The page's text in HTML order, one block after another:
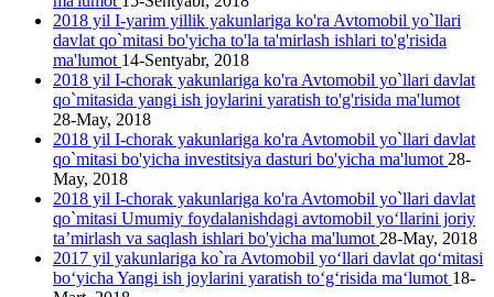
2018 yil I-yarim yillik yakunlariga ko'ra Avtomobil yo`llari
davlat qo`mitasi bo'yicha to'la ta'mirlash ishlari to'g'risida
ma'lumot 14-Sentyabr, 2018
2018 yil I-chorak yakunlariga ko'ra Avtomobil yo`llari davlat
qo`mitasida yangi ish joylarini yaratish to'g'risida ma'lumot
28-May, 2018
2018 yil I-chorak yakunlariga ko'ra Avtomobil yo`llari davlat
qo`mitasi bo'yicha investitsiya dasturi bo'yicha ma'lumot 28-
May, 2018
2018 yil I-chorak yakunlariga ko'ra Avtomobil yo`llari davlat
qo`mitasi Umumiy foydalanishdagi avtomobil yo‘llarini joriy
ta’mirlash va saqlash ishlari bo'yicha ma'lumot 28-May, 2018
2017 yil yakunlariga ko`ra Avtomobil yo‘llari davlat qo‘mitasi
bo‘yicha Yangi ish joylarini yaratish to‘g‘risida ma‘lumot 18-